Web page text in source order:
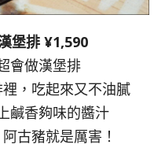
堡排 ¥1,590
會做漢堡排
，吃起來又不油膩
鹹香夠味的醬汁
古豬就是厲害！